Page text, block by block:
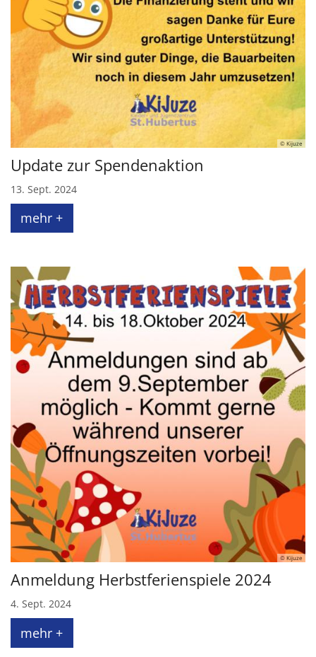
© Kijuze
Update zur Spendenaktion
13. Sept. 2024
mehr +
© Kijuze
Anmeldung Herbstferienspiele 2024
4. Sept. 2024
mehr +